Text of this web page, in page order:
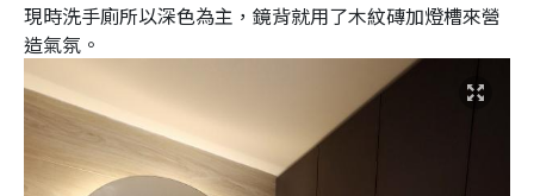
現時洗手廁所以深色為主，鏡背就用了木紋磚加燈槽來營
造氣氛。